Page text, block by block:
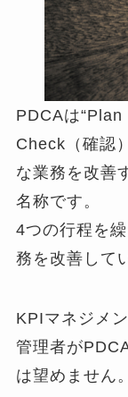
PDCAは
Check（確認
な業務を改善
名称です。
4つの行程を
務を改善して
KPIマネジメ
管理者が
は望めません。